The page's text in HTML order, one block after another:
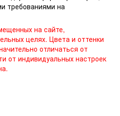
требованиями на
на сайте,
целях. Цвета и оттенки
отличаться от
от индивидуальных настроек